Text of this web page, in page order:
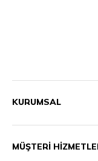
KURUMSAL
MÜŞTERİ